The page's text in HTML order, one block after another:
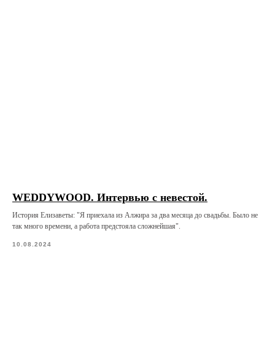
WEDDYWOOD. Интервью с невестой.
История Елизаветы: "Я приехала из Алжира за два месяца до свадьбы. Было не
так много времени, а работа предстояла сложнейшая".
10.08.2024